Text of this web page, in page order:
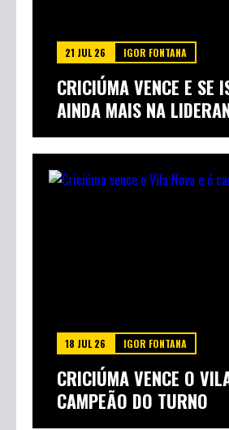
21 JUL 26 IGOR FONTANA
CRICIÚMA VENCE E SE
AINDA MAIS NA
18 JUL 26 IGOR FONTANA
CRICIÚMA VENCE O
CAMPEÃO DO TURNO